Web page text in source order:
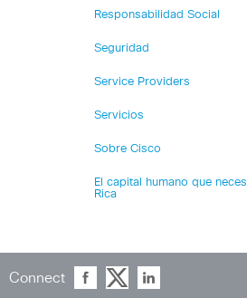
Responsabilidad Social
Seguridad
Service Providers
Servicios
Sobre Cisco
El capital humano que
Rica
Connect